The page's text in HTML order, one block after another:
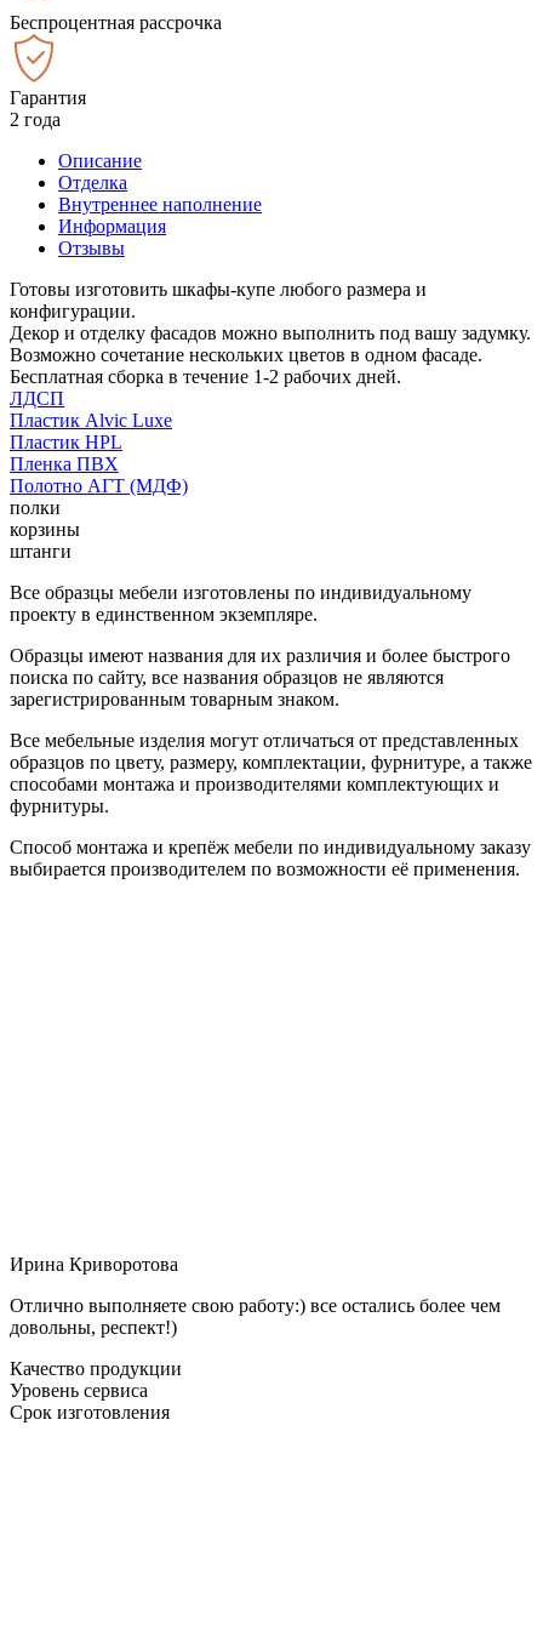
Беспроцентная рассрочка
Гарантия
2 года
Описание
Отделка
Внутреннее наполнение
Информация
Отзывы
Готовы изготовить шкафы-купе любого размера и
конфигурации.
Декор и отделку фасадов можно выполнить под вашу задумку.
Возможно сочетание нескольких цветов в одном фасаде.
Бесплатная сборка в течение 1-2 рабочих дней.
ЛДСП
Пластик Alvic Luxe
Пластик HPL
Пленка ПВХ
Полотно АГТ (МДФ)
полки
корзины
штанги
Все образцы мебели изготовлены по индивидуальному
проекту в единственном экземпляре.
Образцы имеют названия для их различия и более быстрого
поиска по сайту, все названия образцов не являются
зарегистрированным товарным знаком.
Все мебельные изделия могут отличаться от представленных
образцов по цвету, размеру, комплектации, фурнитуре, а также
способами монтажа и производителями комплектующих и
фурнитуры.
Способ монтажа и крепёж мебели по индивидуальному заказу
выбирается производителем по возможности её применения.
Ирина Криворотова
Отлично выполняете свою работу:) все остались более чем
довольны, респект!)
Качество продукции
Уровень сервиса
Срок изготовления